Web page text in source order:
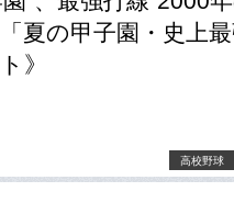
夏の甲子園・史上
》
高校野球